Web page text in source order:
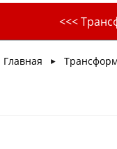
<<<
Главная ►